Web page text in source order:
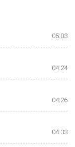
05:03
04:24
04:26
04:33